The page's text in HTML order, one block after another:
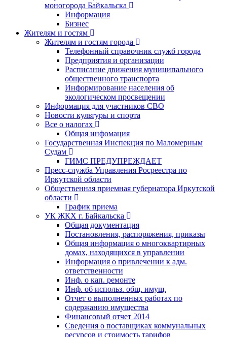
моногорода Байкальска
Информация
Бизнес
Жителям и гостям
Жителям и гостям города
Телефонный справочник служб города
Предприятия и организации
Расписание движения муниципального
общественного транспорта
Информирование населения об
экологическом просвещении
Информация для участников СВО
Новости культуры и спорта
Все о налогах
Общая инфомация
Государственная Инспекция по Маломерным
Судам
ГИМС ПРЕДУПРЕЖДАЕТ
Пресс-служба Управления Росреестра по
Иркутской области
Общественная приемная губернатора Иркутской
области
График приема
УК ЖКХ г. Байкальска
Общая документация
Постановления, распоряжения, приказы
Общая информация о многоквартирных
домах, находящихся в управлении
Информация о привлечении к адм.
ответственности
Инф. о кап. ремонте
Инф. об использ. общ. имущ.
Отчет о выполненных работах по
содержанию имущества
Финансовый отчет 2014
Сведения о поставщиках коммунальных
ресурсов и стоимость тарифов